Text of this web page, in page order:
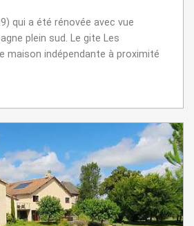
qui a été rénovée avec vue
plein sud. Le gite Les
maison indépendante à proximité